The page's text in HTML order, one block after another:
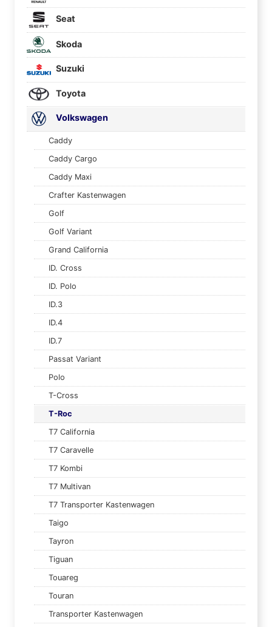
Seat
Skoda
Suzuki
Toyota
Volkswagen
Caddy
Caddy Cargo
Caddy Maxi
Crafter Kastenwagen
Golf
Golf Variant
Grand California
ID. Cross
ID. Polo
ID.3
ID.4
ID.7
Passat Variant
Polo
T-Cross
T-Roc
T7 California
T7 Caravelle
T7 Kombi
T7 Multivan
T7 Transporter Kastenwagen
Taigo
Tayron
Tiguan
Touareg
Touran
Transporter Kastenwagen